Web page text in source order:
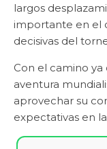
largos
importante en el
decisivas del
Con el camino
aventura
aprovechar su
expectativas en